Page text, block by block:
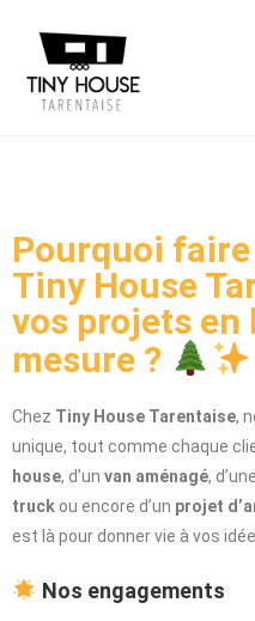
Pourquoi
Tiny House
vos projets en
mesure ?
Chez Tiny House Tarentaise,
unique, tout comme chaque
house, d’un van aménagé, d’une
truck ou encore d’un projet
est là pour donner vie à vos
Nos engagements